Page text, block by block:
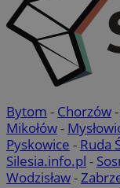
Bytom - Chorzów-
Mikołów-
Pyskowice - Ruda
Silesia.info.pl -
Wodzisław-